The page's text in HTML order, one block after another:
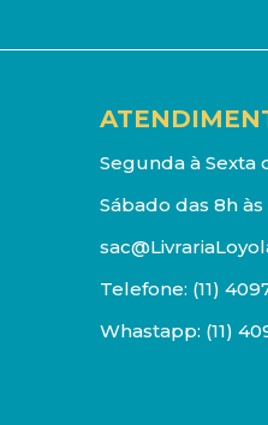
Segunda à Sexta
Sábado das 8h às
Telefone: (11)
Whastapp: (11)